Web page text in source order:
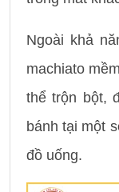
Ngoài khả
machiato
thể trộn bột,
bánh tại một
đồ uống.